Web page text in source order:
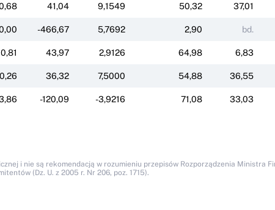
41,04 9,1549 50,32 37,01
-466,67 5,7692 2,90 bd.
43,97 2,9126 64,98 6,83
36,32 7,5000 54,88 36,55
-120,09 -3,9216 71,08 33,03
i nie są rekomendacją w rozumieniu przepisów Rozporządzenia Ministra
(Dz. U. z 2005 r. Nr 206, poz. 1715).